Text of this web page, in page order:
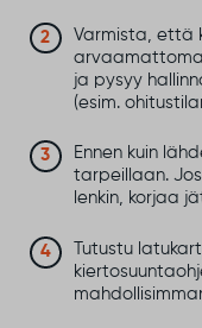
Varmista, että
ja pysyy
(esim.
Ennen kuin
tarpeillaan.
lenkin, korjaa
Tutustu